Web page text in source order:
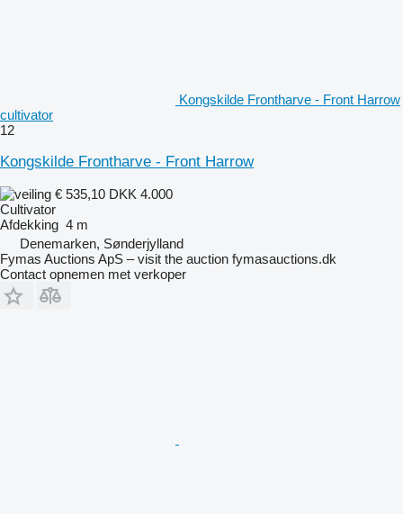
Kongskilde Frontharve - Front Harrow
cultivator
12
Kongskilde Frontharve - Front Harrow
€ 535,10 DKK 4.000
Cultivator
Afdekking 4 m
Denemarken, Sønderjylland
Fymas Auctions ApS – visit the auction fymasauctions.dk
Contact opnemen met verkoper